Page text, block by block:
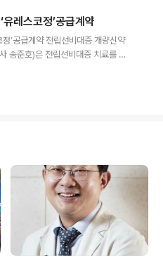
키고 책임경영을 강화하기 위한 전
분 매각과 관련해 공식 입장을 밝히
장)의 경영 철학과 뜻을 가장 진정성
레스코정’공급계약
’공급계약 전립선비대증 개량신약
송준호)은 전립선비대증 치료를 위
제약은 스페인 글로벌 제약사 FA
200만 유로(약 35억 원)의 개발